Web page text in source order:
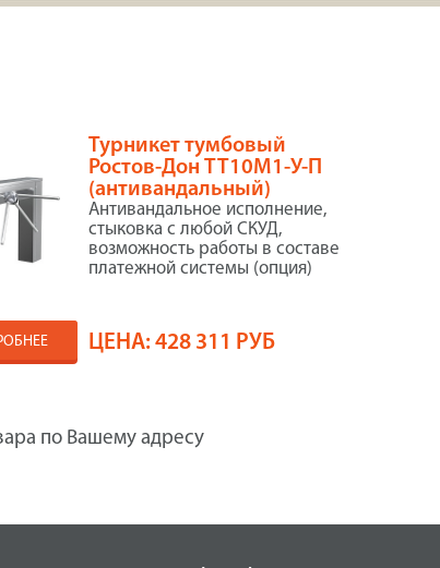
Турникет тумбовый
Ростов-Дон ТТ10М1-У-П
(антивандальный)
Антивандальное исполнение,
стыковка с любой СКУД,
возможность работы в составе
платежной системы (опция)
ЦЕНА:428 311 РУБ
по Вашему адресу